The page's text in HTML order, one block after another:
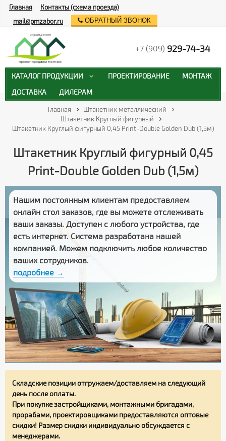
Главная
Штакетник металлический
Штакетник Круглый фигурный
Штакетник Круглый фигурный 0,45 Print-Double Golden Dub (1,5м)
Штакетник Круглый фигурный 0,45
Print-Double Golden Dub (1,5м)
Нашим постоянным клиентам предоставляем
онлайн стол заказов, где вы можете отслеживать
ваши заказы. Доступен с любого устройства, где
есть интернет. Система разработана нашей
компанией. Можем подключить любое количество
ваших сотрудников.
подробнее →
Складские позиции отгружаем/доставляем на следующий
день после оплаты.
При покупке застройщиками, монтажными бригадами,
прорабами, проектировщиками предоставляются оптовые
скидки! Размер скидки индивидуально обсуждается с
менеджерами.
Главная
Контакты (схема проезда)
mail@pmzabor.ru
ОБРАТНЫЙ ЗВОНОК
+7 (909) 929-74-34
КАТАЛОГ ПРОДУКЦИИ ПРОЕКТИРОВАНИЕ
МОНТАЖ
ДОСТАВКА
ДИЛЕРАМ